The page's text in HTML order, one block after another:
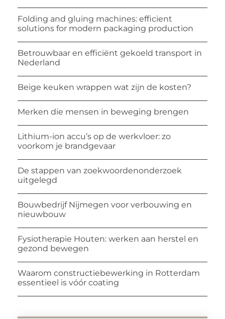
Folding and gluing machines: efficient
solutions for modern packaging production
Betrouwbaar en efficiënt gekoeld transport in
Nederland
Beige keuken wrappen wat zijn de kosten?
Merken die mensen in beweging brengen
Lithium-ion accu’s op de werkvloer: zo
voorkom je brandgevaar
De stappen van zoekwoordenonderzoek
uitgelegd
Bouwbedrijf Nijmegen voor verbouwing en
nieuwbouw
Fysiotherapie Houten: werken aan herstel en
gezond bewegen
Waarom constructiebewerking in Rotterdam
essentieel is vóór coating